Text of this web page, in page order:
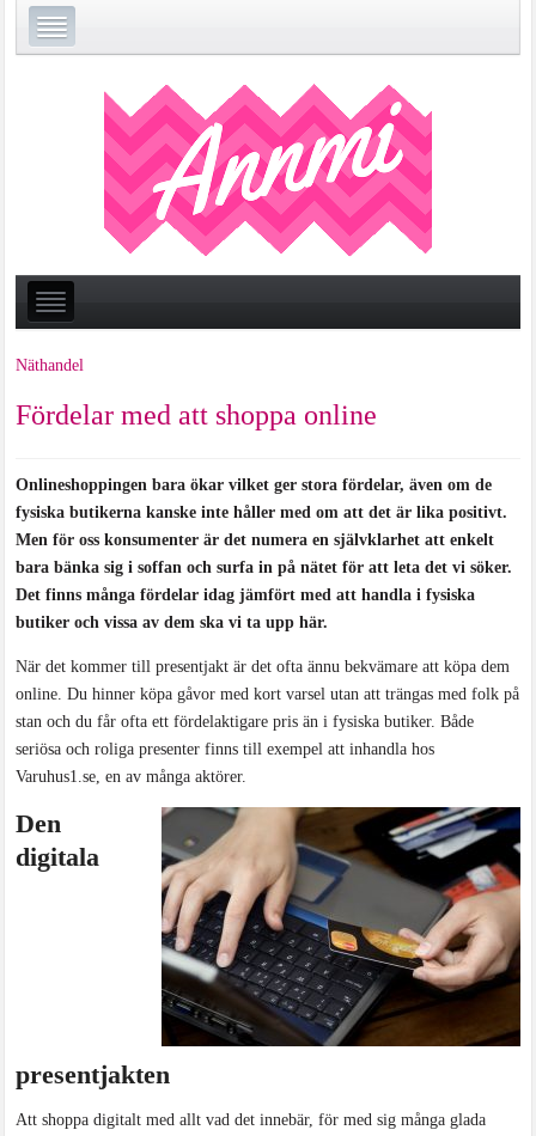
Näthandel
Fördelar med att shoppa online
Onlineshoppingen bara ökar vilket ger stora fördelar, även om de
fysiska butikerna kanske inte håller med om att det är lika positivt.
Men för oss konsumenter är det numera en självklarhet att enkelt
bara bänka sig i soffan och surfa in på nätet för att leta det vi söker.
Det finns många fördelar idag jämfört med att handla i fysiska
butiker och vissa av dem ska vi ta upp här.
När det kommer till presentjakt är det ofta ännu bekvämare att köpa dem
online. Du hinner köpa gåvor med kort varsel utan att trängas med folk på
stan och du får ofta ett fördelaktigare pris än i fysiska butiker. Både
seriösa och roliga presenter finns till exempel att inhandla hos
Varuhus1.se, en av många aktörer.
Den
digitala
presentjakten
Att shoppa digitalt med allt vad det innebär, för med sig många glada